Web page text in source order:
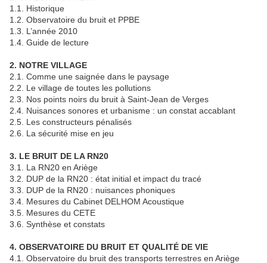
1.1. Historique
1.2. Observatoire du bruit et PPBE
1.3. L’année 2010
1.4. Guide de lecture
2. NOTRE VILLAGE
2.1. Comme une saignée dans le paysage
2.2. Le village de toutes les pollutions
2.3. Nos points noirs du bruit à Saint-Jean de Verges
2.4. Nuisances sonores et urbanisme : un constat accablant
2.5. Les constructeurs pénalisés
2.6. La sécurité mise en jeu
3. LE BRUIT DE LA RN20
3.1. La RN20 en Ariège
3.2. DUP de la RN20 : état initial et impact du tracé
3.3. DUP de la RN20 : nuisances phoniques
3.4. Mesures du Cabinet DELHOM Acoustique
3.5. Mesures du CETE
3.6. Synthèse et constats
4. OBSERVATOIRE DU BRUIT ET QUALITÉ DE VIE
4.1. Observatoire du bruit des transports terrestres en Ariège